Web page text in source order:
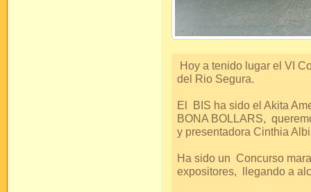
Hoy a tenido lugar el VI
del Rio Segura.
El BIS ha sido el Akita
BONA BOLLARS,
y presentadora Cinthia
Ha sido un Concurso
expositores, llegando a